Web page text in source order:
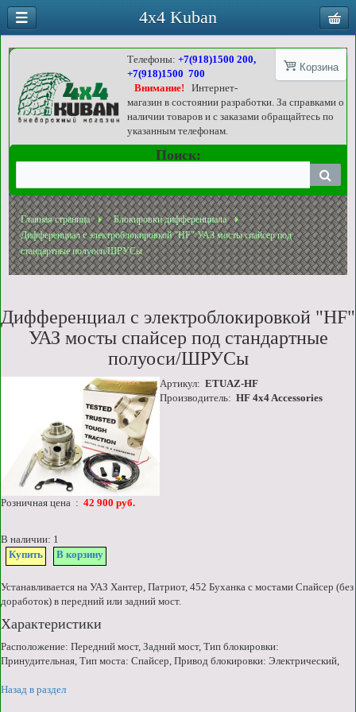
Корзина
Телефоны:+7(918)1500 200,
+7(918)1500 700
Внимание!
Интернет-
магазин в состоянии разработки. За справками о
наличии товаров и с заказами обращайтесь по
указанным телефонам.
Поиск:
Главная страница
Блокировки дифференциала
Дифференциал с электроблокировкой "HF" УАЗ мосты спайсер под
стандартные полуоси/ШРУСы
Дифференциал с электроблокировкой "HF"
УАЗ мосты спайсер под стандартные
полуоси/ШРУСы
Артикул: ETUAZ-HF
Производитель: HF 4x4 Accessories
Розничная цена : 42 900 руб.
В наличии: 1
Купить
В корзину
Устанавливается на УАЗ Хантер, Патриот, 452 Буханка с мостами Спайсер (без
доработок) в передний или задний мост.
Характеристики
Расположение: Передний мост, Задний мост, Тип блокировки:
Принудительная, Тип моста: Спайсер, Привод блокировки: Электрический,
Назад в раздел
4x4 Kuban